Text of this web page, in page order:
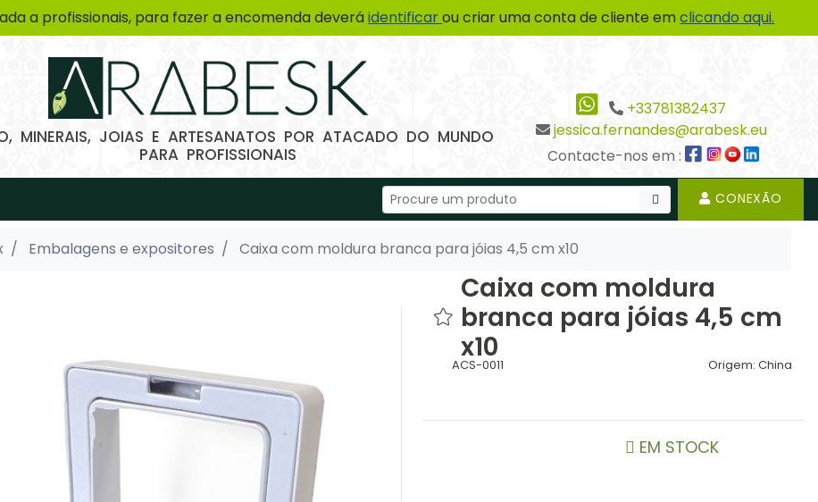
a profissionais, para fazer a encomenda deveráidentificarou criar uma conta de cliente emclicando aqui.
MINERAIS, JOIAS E ARTESANATOS POR ATACADO DO MUNDO
PARA PROFISSIONAIS
+33781382437
jessica.fernandes@arabesk.eu
Contacte-nos em :
CONEXÃO
Embalagens e expositores Caixa com moldura branca para jóias 4,5 cm x10
Caixa com moldura
branca para jóias 4,5 cm
x10
ACS-0011 Origem: China
EM STOCK